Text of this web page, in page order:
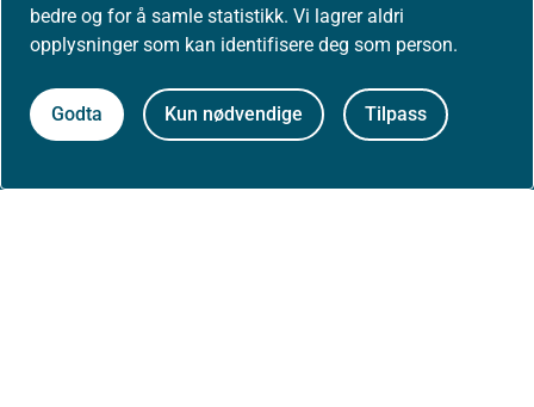
bedre og for å samle statistikk. Vi lagrer aldri
opplysninger som kan identifisere deg som person.
Godta Kun nødvendige Tilpass
Personvernerklæring
Tilgjengelighetserklæring (uustatus.no)